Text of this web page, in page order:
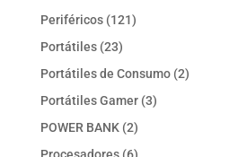
productos
Periféricos 121121
Portátiles 2323
productos
Portátiles de Consumo 22
Portátiles Gamer 33
POWER BANK 22
productos
6